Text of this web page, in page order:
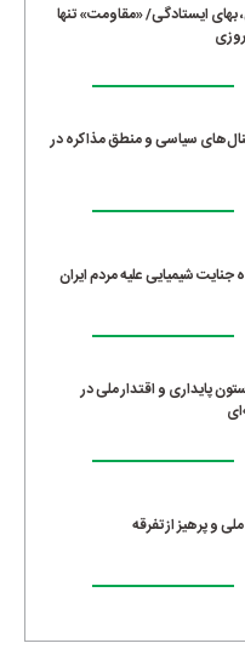
ایستادگی/ «مقاومت» تنها
سیاسی و منطق مذاکره در
شیمیایی علیه مردم ایران
پایداری و اقتدار ملی در
و پرهیز از تفرقه